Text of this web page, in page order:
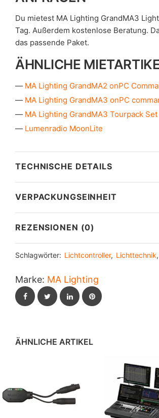
Du mietest MA Lighting GrandMA3
Tag. Außerdem kostenlose Beratung.
das passende Paket.
ÄHNLICHE
MA Lighting GrandMA2 onPC
MA Lighting GrandMA3 onPC
MA Lighting GrandMA3 Tourpack Set
Lumenradio MoonLite
TECHNISCHE DETAILS
VERPACKUNGSEINHEIT
REZENSIONEN (0)
Schlagwörter: Lichtcontroller, Lichttechnik,
Marke: MA Lighting
FacebookTwitterLinkedInPinterest
ÄHNLICHE ARTIKEL